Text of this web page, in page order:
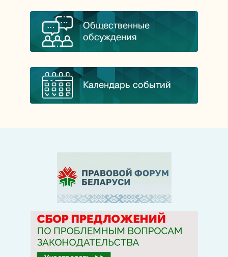
Общественные
обсуждения
Календарь событий